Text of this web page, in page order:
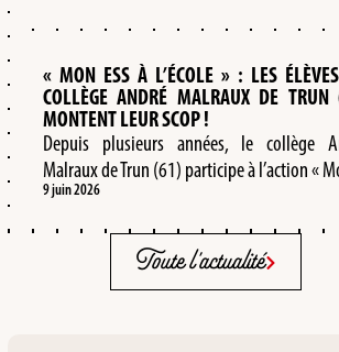
« MON ESS À L’ÉCOLE » : LES
COLLÈGE ANDRÉ MALRAUX DE
MONTENT LEUR SCOP !
Depuis plusieurs années, le collège
Malraux de Trun (61) participe à l’action «
9 juin 2026
Toute l'actualité